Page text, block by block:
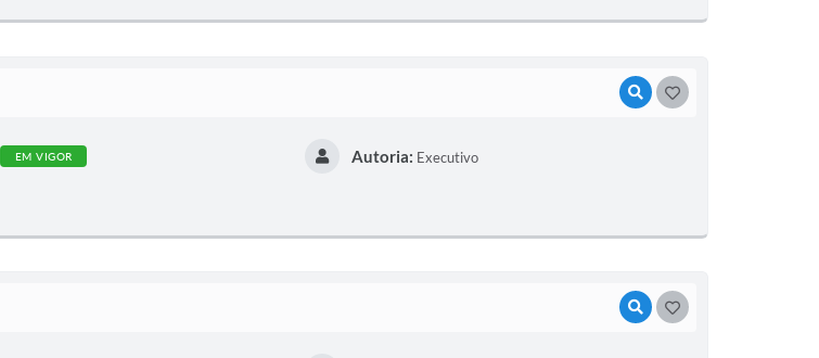
VISUALIZAR
EM VIGOR Autoria: Executivo
VISUALIZAR